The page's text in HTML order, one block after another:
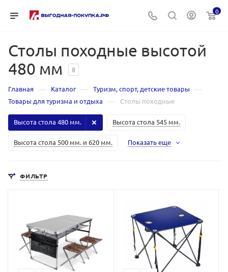
0
Столы походные высотой
480 мм
8
Главная — Каталог — Туризм, спорт, детские товары —
Товары для туризма и отдыха — Столы походные
Высота стола 480 мм. Высота стола 545 мм.
Высота стола 500 мм. и 620 мм. Показать еще
ФИЛЬТР